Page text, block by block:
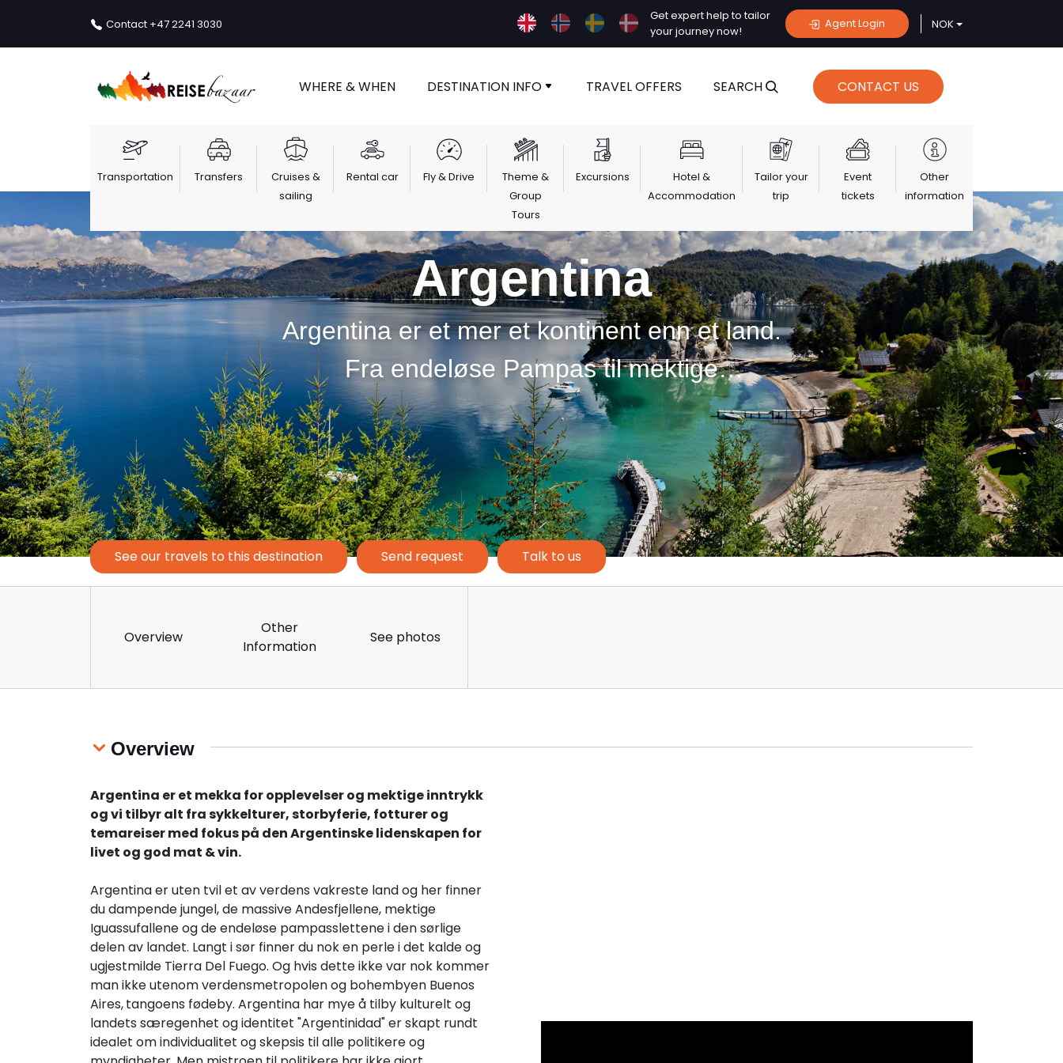
Contact +47 2241 3030
Get expert help to tailor
your journey now!
Agent Login NOK
WHERE & WHEN DESTINATION INFO TRAVEL OFFERS SEARCH CONTACT US
Transportation Transfers
Cruises &
sailing
Rental car Fly & Drive
Theme &
Group
Tours
Excursions
Hotel &
Accommodation
Tailor your
trip
Event
tickets
Other
information
Argentina
Argentina er et mer et kontinent enn et land.
Fra endeløse Pampas til mektige
Iguassufallene, og de ruvende Andesfjellene
er dette et utrolig vakkert land.
See our travels to this destination Send request Talk to us
Overview
Other
Information
See photos
Overview
Argentina er et mekka for opplevelser og mektige inntrykk
og vi tilbyr alt fra sykkelturer, storbyferie, fotturer og
temareiser med fokus på den Argentinske lidenskapen for
livet og god mat & vin.
Argentina er uten tvil et av verdens vakreste land og her finner
du dampende jungel, de massive Andesfjellene, mektige
Iguassufallene og de endeløse pampasslettene i den sørlige
delen av landet. Langt i sør finner du nok en perle i det kalde og
ugjestmilde Tierra Del Fuego. Og hvis dette ikke var nok kommer
man ikke utenom verdensmetropolen og bohembyen Buenos
Aires,tangoens fødeby. Argentina har mye å tilby kulturelt og
landets særegenhet og identitet "Argentinidad" er skapt rundt
idealet om individualitet og skepsis til alle politikere og